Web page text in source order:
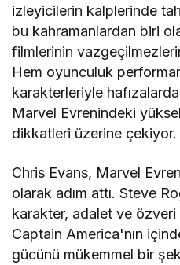
izleyicilerin kalplerinde
bu kahramanlardan biri
filmlerinin
Hem oyunculuk
karakterleriyle
Marvel Evrenindeki
dikkatleri üzerine çekiyor.
Chris Evans, Marvel
olarak adım attı. Steve
karakter, adalet ve
Captain America'nın
gücünü mükemmel bir